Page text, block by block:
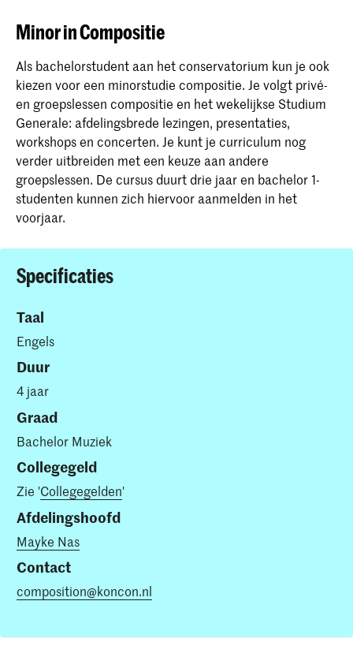
Minor in Compositie
Als bachelorstudent aan het conservatorium kun je ook
kiezen voor een minorstudie compositie. Je volgt privé-
en groepslessen compositie en het wekelijkse Studium
Generale: afdelingsbrede lezingen, presentaties,
workshops en concerten. Je kunt je curriculum nog
verder uitbreiden met een keuze aan andere
groepslessen. De cursus duurt drie jaar en bachelor 1-
studenten kunnen zich hiervoor aanmelden in het
voorjaar.
Specificaties
Taal
Engels
Duur
4 jaar
Graad
Bachelor Muziek
Collegegeld
Zie 'Collegegelden'
Afdelingshoofd
Mayke Nas
Contact
composition@koncon.nl